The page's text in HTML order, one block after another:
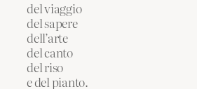
del viaggio
del sapere
dell’arte
del canto
del riso
e del pianto.